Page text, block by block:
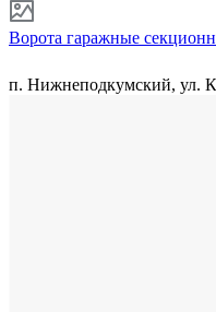
Ворота гаражные
п. Нижнеподкумский, ул.